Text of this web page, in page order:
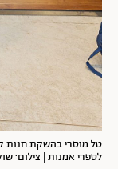
טל מוסרי בהשקת חנות
לספרי אמנות | צילום: